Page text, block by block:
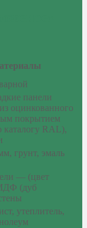
панели
оцинкованного
покрытием
каталогу RAL),
грунт, эмаль
— (цвет
(дуб
утеплитель,